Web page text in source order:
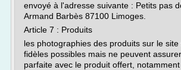
envoyé à l'adresse suivante : Petits pas
Armand Barbès 87100 Limoges.
Article 7 : Produits
les photographies des produits sur le
fidèles possibles mais ne peuvent
parfaite avec le produit offert,